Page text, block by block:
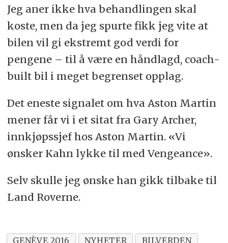
Jeg aner ikke hva behandlingen skal
koste, men da jeg spurte fikk jeg vite at
bilen vil gi ekstremt god verdi for
pengene – til å være en håndlagd, coach-
built bil i meget begrenset opplag.
Det eneste signalet om hva Aston Martin
mener får vi i et sitat fra Gary Archer,
innkjøpssjef hos Aston Martin. «Vi
ønsker Kahn lykke til med Vengeance».
Selv skulle jeg ønske han gikk tilbake til
Land Roverne.
GENÈVE 2016 NYHETER BILVERDEN